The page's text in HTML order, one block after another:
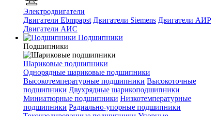
Электродвигатели
Двигатели Ebmpapst Двигатели Siemens Двигатели АИР
Двигатели АИС
Подшипники
Подшипники
Шариковые подшипники
Однорядные шариковые подшипники
Высокотемпературные подшипники Высокоточные
подшипники Двухрядные шарикоподшипники
Миниатюрные подшипники Низкотемпературные
подшипники Радиально-упорные подшипники